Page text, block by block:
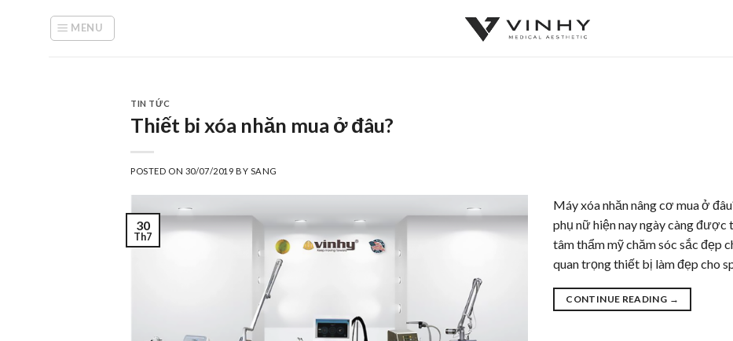
MENU
TIN TỨC
Thiết bi xóa nhăn mua ở đâu?
POSTED ON 30/07/2019 BY SANG
30
Th7
Máy xóa nhăn nâng cơ mua ở
phụ nữ hiện nay ngày càng được
tâm thẩm mỹ chăm sóc sắc đẹp
quan trọng thiết bị làm đẹp cho
CONTINUE READING →